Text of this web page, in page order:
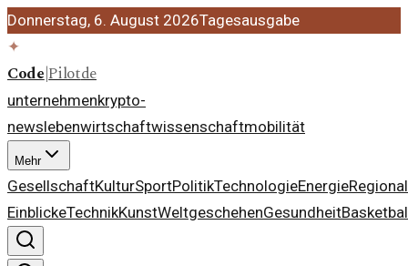
Donnerstag, 6. August 2026Tagesausgabe
✦
Code|Pilotde
unternehmenkrypto-
newslebenwirtschaftwissenschaftmobilität
Mehr
GesellschaftKulturSportPolitikTechnologieEnergie
EinblickeTechnikKunstWeltgeschehenGesundheit